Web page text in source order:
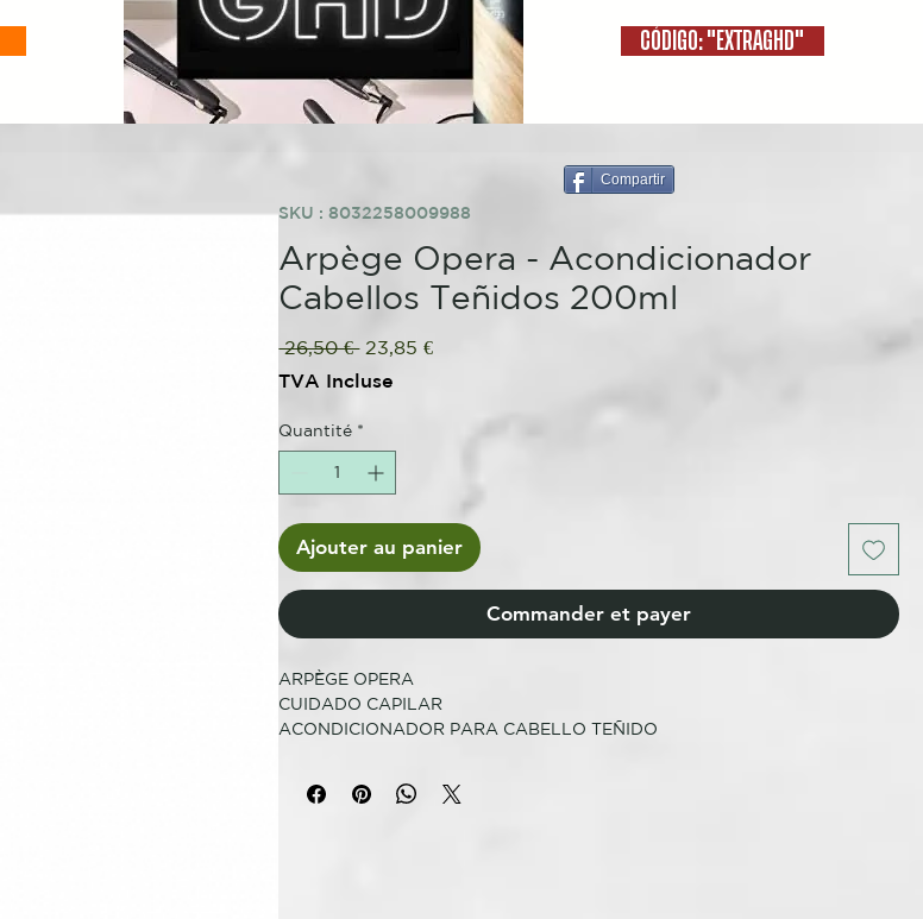
CÓDIGO: "EXTRAGHD"
SKU : 8032258009988
Arpège Opera - Acondicionador
Cabellos Teñidos 200ml
26,50 € Prix
original
23,85 €Prix
TVA Incluse
Quantité *
Ajouter au panier
Commander et payer
ARPÈGE OPERA
CUIDADO CAPILAR
ACONDICIONADOR PARA CABELLO TEÑIDO
envolviéndolo con una fragancia exclusiva que recuerda a la ropa tendida
Compartir